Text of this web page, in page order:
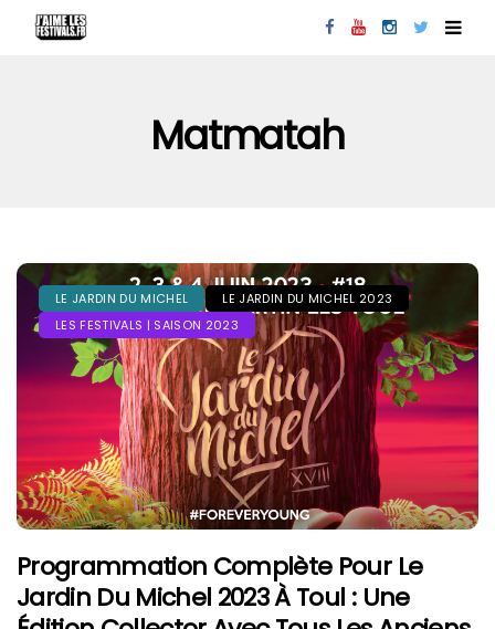
Matmatah
LE JARDIN DU MICHEL
LE JARDIN DU MICHEL 2023
LES FESTIVALS | SAISON 2023
Programmation Complète Pour Le
Jardin Du Michel 2023 À Toul : Une